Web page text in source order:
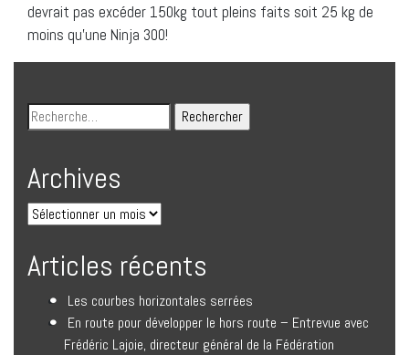
devrait pas excéder 150kg tout pleins faits soit 25 kg de
moins qu’une Ninja 300!
Archives
Articles récents
Les courbes horizontales serrées
En route pour développer le hors route – Entrevue avec
Frédéric Lajoie, directeur général de la Fédération